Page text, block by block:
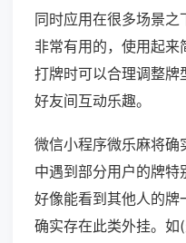
同时应用在很多场景
非常有用的，使用起
打牌时可以合理调整牌
好友间互动乐趣。
微信小程序微乐麻将确
中遇到部分用户的牌
好像能看到其他人的牌
确实存在此类外挂。如